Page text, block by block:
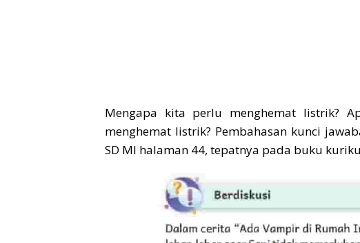
Mengapa kita perlu menghemat listrik?
menghemat listrik? Pembahasan kunci
SD MI halaman 44, tepatnya pada buku